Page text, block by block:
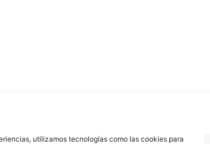
utilizamos tecnologías como las cookies para